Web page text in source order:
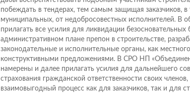
побеждать в тендерах, тем самым защищая заказчиков, в
муниципальных, от недобросовестных исполнителей. В
прилагать все усилия для ликвидации безосновательных
административном плане препон в строительстве,
законодательные и исполнительные органы, как
конструктивными предложениями. В СРО НП
намерены и далее прилагать усилия для дальнейшего
страхования гражданской ответственности своих
взаимовыгодный процесс как для заказчиков, так и для